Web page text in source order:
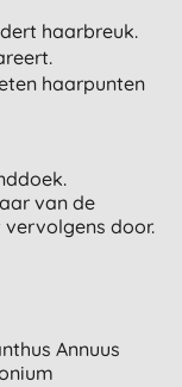
haarbreuk.
haarpunten
van de
door.
Annuus